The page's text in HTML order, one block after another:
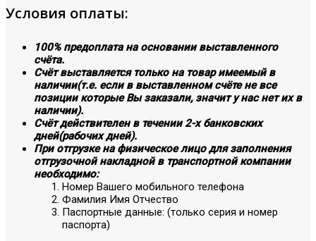
Условия оплаты:
100% предоплата на основании выставленного
счёта.
Счёт выставляется только на товар имеемый в
наличии(т.е. если в выставленном счёте не все
позиции которые Вы заказали, значит у нас нет их в
наличии).
Счёт действителен в течении 2-х банковских
дней(рабочих дней).
При отгрузке на физическое лицо для заполнения
отгрузочной накладной в транспортной компании
необходимо:
Номер Вашего мобильного телефона
Фамилия Имя Отчество
Паспортные данные: (только серия и номер
паспорта)